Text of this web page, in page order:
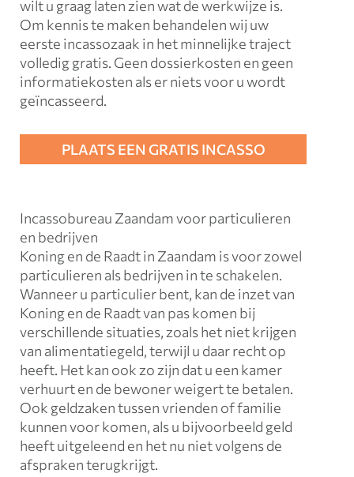
wilt u graag laten zien wat de werkwijze is.
Om kennis te maken behandelen wij uw
eerste incassozaak in het minnelijke traject
volledig gratis. Geen dossierkosten en geen
informatiekosten als er niets voor u wordt
geïncasseerd.
PLAATS EEN GRATIS INCASSO
Incassobureau Zaandam voor particulieren
en bedrijven
Koning en de Raadt in Zaandam is voor zowel
particulieren als bedrijven in te schakelen.
Wanneer u particulier bent, kan de inzet van
Koning en de Raadt van pas komen bij
verschillende situaties, zoals het niet krijgen
van alimentatiegeld, terwijl u daar recht op
heeft. Het kan ook zo zijn dat u een kamer
verhuurt en de bewoner weigert te betalen.
Ook geldzaken tussen vrienden of familie
kunnen voor komen, als u bijvoorbeeld geld
heeft uitgeleend en het nu niet volgens de
afspraken terugkrijgt.